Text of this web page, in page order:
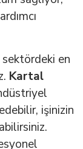
en
Kartal
işinizin